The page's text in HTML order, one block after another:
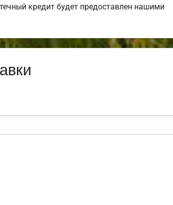
кредит будет предоставлен нашими